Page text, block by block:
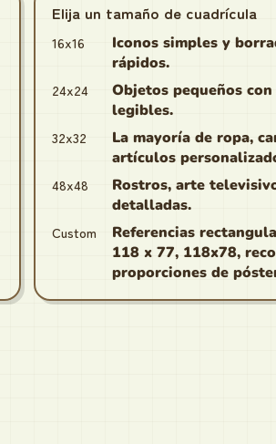
Elija un tamaño de cuadrícula
16x16
Iconos simples y
rápidos.
24x24
Objetos pequeños
legibles.
32x32
La mayoría de ropa,
artículos
48x48
Rostros, arte
detalladas.
Custom
Referencias
118 x 77, 118x78,
proporciones de